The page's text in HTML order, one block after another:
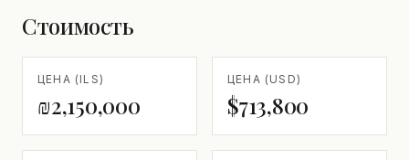
Стоимость
ЦЕНА (ILS)
₪2,150,000
ЦЕНА (USD)
$713,800